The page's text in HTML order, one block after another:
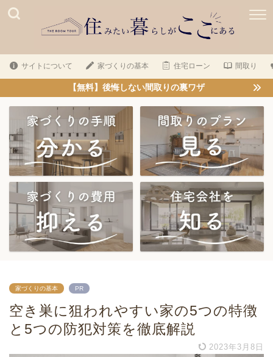
サイトについて 家づくりの基本 住宅ローン 間取り
【無料】後悔しない間取りの裏ワザ
家づくりの基本 PR
空き巣に狙われやすい家の5つの特徴
と5つの防犯対策を徹底解説
2023年3月8日